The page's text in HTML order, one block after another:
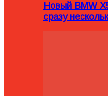
Новый BMW
сразу